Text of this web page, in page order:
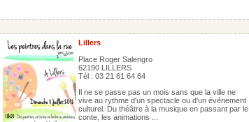
Lillers
Place Roger Salengro
62190 LILLERS
Tél : 03 21 61 64 64
Il ne se passe pas un mois sans que la ville ne
vive au rythme d'un spectacle ou d'un événement
culturel. Du théâtre à la musique en passant par le
conte, les animations ...